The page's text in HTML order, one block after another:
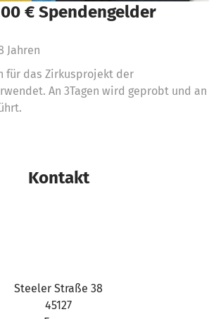
€ Spendengelder
Jahren
für das Zirkusprojekt der
An 3Tagen wird geprobt und an
Kontakt
Steeler Straße 38
45127